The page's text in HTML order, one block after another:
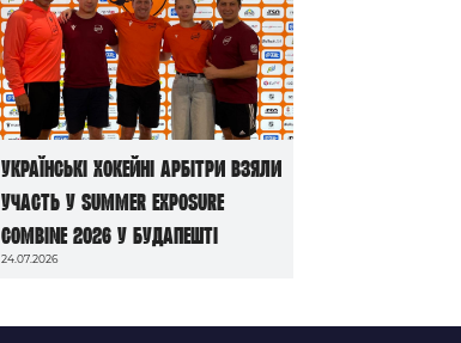
Українські хокейні арбітри взяли
участь у Summer Exposure
Combine 2026 у Будапешті
24.07.2026